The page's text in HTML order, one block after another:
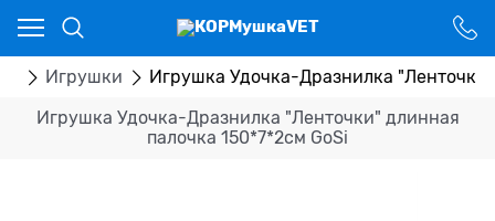
Игрушки Игрушка Удочка-Дразнилка
Игрушка Удочка-Дразнилка "Ленточки" длинная
палочка 150*7*2см GoSi
Ваш город - Костанай,
угадали?
НЕТ